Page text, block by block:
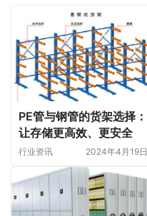
PE管与钢管的货架选择：
让存储更高效、更安全
行业资讯 2024年4月19日